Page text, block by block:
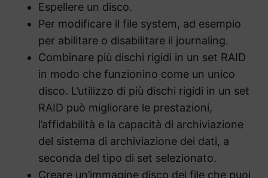
Espellere un disco.
Per modificare il file system, ad esempio
per abilitare o disabilitare il journaling.
Combinare più dischi rigidi in un set RAID
in modo che funzionino come un unico
disco. L’utilizzo di più dischi rigidi in un set
RAID può migliorare le prestazioni,
l’affidabilità e la capacità di archiviazione
del sistema di archiviazione dei dati, a
seconda del tipo di set selezionato.
Creare un’immagine disco dei file che puoi